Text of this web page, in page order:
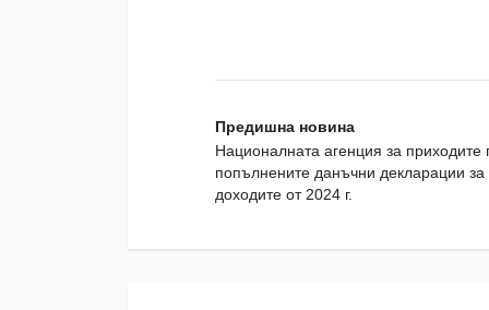
Предишна новина
Националната агенция за приходите
попълнените данъчни декларации за
доходите от 2024 г.